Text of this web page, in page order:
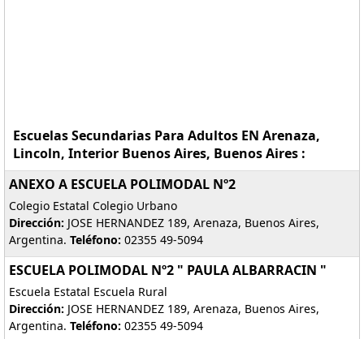
Escuelas Secundarias Para Adultos EN Arenaza,
Lincoln, Interior Buenos Aires, Buenos Aires :
ANEXO A ESCUELA POLIMODAL Nº2
Colegio Estatal Colegio Urbano
Dirección: JOSE HERNANDEZ 189, Arenaza, Buenos Aires,
Argentina. Teléfono: 02355 49-5094
ESCUELA POLIMODAL Nº2 " PAULA ALBARRACIN "
Escuela Estatal Escuela Rural
Dirección: JOSE HERNANDEZ 189, Arenaza, Buenos Aires,
Argentina. Teléfono: 02355 49-5094